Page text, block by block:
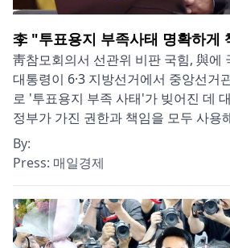
李 "투표용지 부족사태 명확하게
靑참모회의서 선관위 비판 국힘, 與에
대통령이 6·3 지방선거에서 중앙선거
로 '투표용지 부족 사태'가 빚어진 데
정부가 가진 권한과 책임을 모두 사용
By:
Press: 매일경제